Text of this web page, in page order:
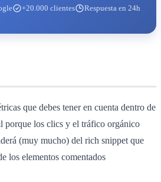
+20.000 clientes Respuesta en 24h
que debes tener en cuenta dentro de
porque los clics y el tráfico orgánico
(muy mucho) del rich snippet que
los elementos comentados